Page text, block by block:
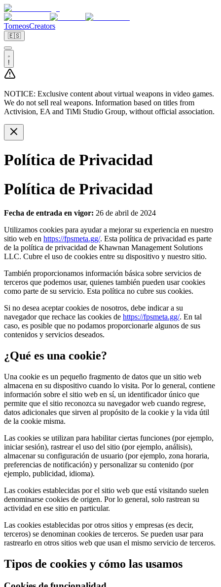
TorneosCreators
🇪🇸
!
NOTICE: Exclusive content about virtual weapons in video games.
We do not sell real weapons. Information based on titles from
Activision, EA and TiMi Studio Group, without official association.
Política de Privacidad
Política de Privacidad
Fecha de entrada en vigor: 26 de abril de 2024
Utilizamos cookies para ayudar a mejorar su experiencia en nuestro
sitio web en https://fpsmeta.gg/. Esta política de privacidad es parte
de la política de privacidad de Khawnan Management Solutions
LLC. Cubre el uso de cookies entre su dispositivo y nuestro sitio.
También proporcionamos información básica sobre servicios de
terceros que podemos usar, quienes también pueden usar cookies
como parte de su servicio. Esta política no cubre sus cookies.
Si no desea aceptar cookies de nosotros, debe indicar a su
navegador que rechace las cookies de https://fpsmeta.gg/. En tal
caso, es posible que no podamos proporcionarle algunos de sus
contenidos y servicios deseados.
¿Qué es una cookie?
Una cookie es un pequeño fragmento de datos que un sitio web
almacena en su dispositivo cuando lo visita. Por lo general, contiene
información sobre el sitio web en sí, un identificador único que
permite que el sitio reconozca su navegador web cuando regrese,
datos adicionales que sirven al propósito de la cookie y la vida útil
de la cookie misma.
Las cookies se utilizan para habilitar ciertas funciones (por ejemplo,
iniciar sesión), rastrear el uso del sitio (por ejemplo, análisis),
almacenar su configuración de usuario (por ejemplo, zona horaria,
preferencias de notificación) y personalizar su contenido (por
ejemplo, publicidad, idioma).
Las cookies establecidas por el sitio web que está visitando suelen
denominarse cookies de origen. Por lo general, solo rastrean su
actividad en ese sitio en particular.
Las cookies establecidas por otros sitios y empresas (es decir,
terceros) se denominan cookies de terceros. Se pueden usar para
rastrearlo en otros sitios web que usan el mismo servicio de terceros.
Tipos de cookies y cómo las usamos